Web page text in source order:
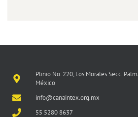
Plinio No. 220, Los Morales Secc.
México
info@canaintex.org.mx
55 5280 8637